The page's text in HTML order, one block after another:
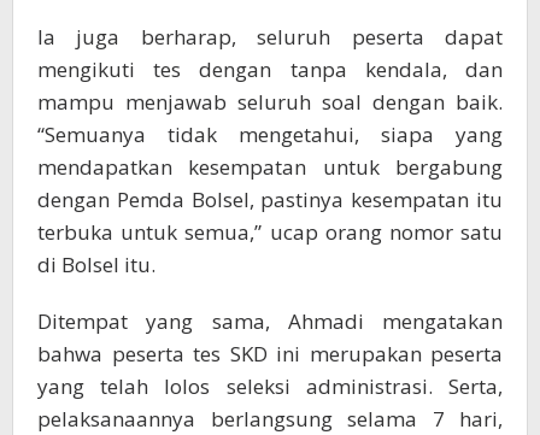
Ia juga berharap, seluruh peserta dapat
mengikuti tes dengan tanpa kendala, dan
mampu menjawab seluruh soal dengan baik.
“Semuanya tidak mengetahui, siapa yang
mendapatkan kesempatan untuk bergabung
dengan Pemda Bolsel, pastinya kesempatan itu
terbuka untuk semua,” ucap orang nomor satu
di Bolsel itu.
Ditempat yang sama, Ahmadi mengatakan
bahwa peserta tes SKD ini merupakan peserta
yang telah lolos seleksi administrasi. Serta,
pelaksanaannya berlangsung selama 7 hari,